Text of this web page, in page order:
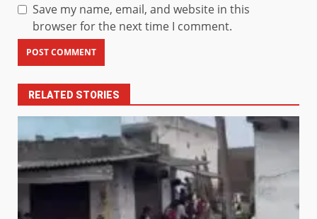
Save my name, email, and website in this
browser for the next time I comment.
RELATED STORIES